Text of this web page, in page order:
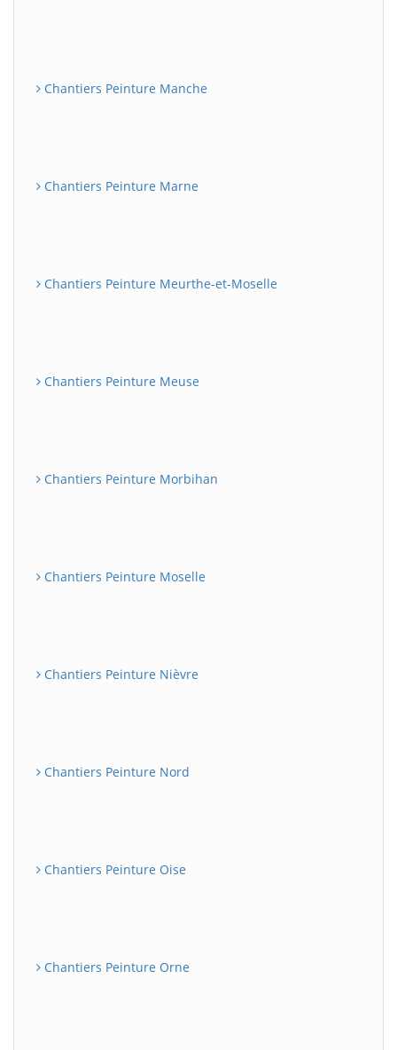
Chantiers Peinture Manche
Chantiers Peinture Marne
Chantiers Peinture Meurthe-et-Moselle
Chantiers Peinture Meuse
Chantiers Peinture Morbihan
Chantiers Peinture Moselle
Chantiers Peinture Nièvre
Chantiers Peinture Nord
Chantiers Peinture Oise
Chantiers Peinture Orne